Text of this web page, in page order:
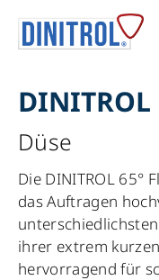
Düse
Die DINITROL 65°
das Auftragen
ihrer extrem
hervorragend für